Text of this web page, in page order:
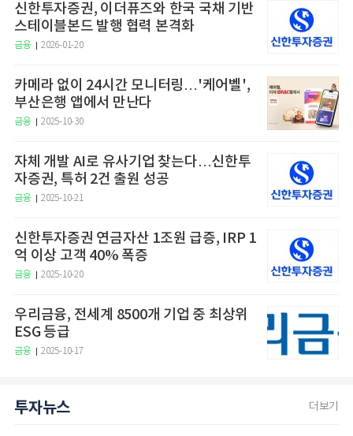
신한투자증권, 이더퓨즈와 한국 국채 기반
스테이블본드 발행 협력 본격화
금융 2026-01-20
카메라 없이 24시간 모니터링…'케어벨',
부산은행 앱에서 만난다
금융 2025-10-30
자체 개발 AI로 유사기업 찾는다…신한투
자증권, 특허 2건 출원 성공
금융 2025-10-21
신한투자증권 연금자산 1조원 급증, IRP 1
억 이상 고객 40% 폭증
금융 2025-10-20
우리금융, 전세계 8500개 기업 중 최상위
ESG 등급
금융 2025-10-17
투자뉴스 더보기